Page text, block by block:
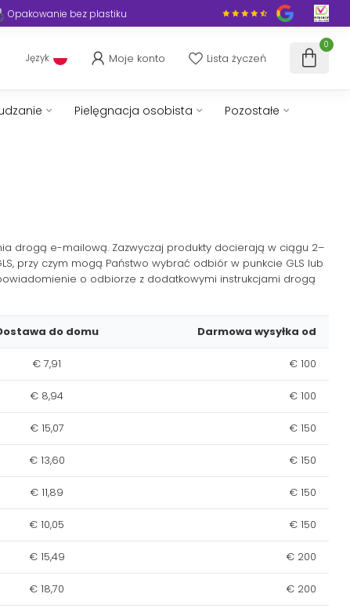
Opakowanie bez plastiku
Język Moje konto Lista życzeń
0
Pielęgnacja osobista Pozostałe
drogą e-mailową. Zazwyczaj produkty docierają w ciągu 2–
przy czym mogą Państwo wybrać odbiór w punkcie GLS lub
o odbiorze z dodatkowymi instrukcjami drogą
do domu Darmowa wysyłka od
€ 7,91 € 100
€ 8,94 € 100
€ 15,07 € 150
€ 13,60 € 150
€ 11,89 € 150
€ 10,05 € 150
€ 15,49 € 200
€ 18,70 € 200